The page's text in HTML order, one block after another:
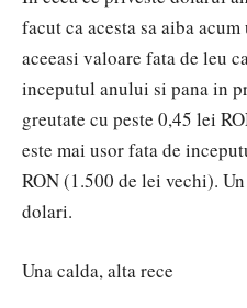
facut ca acesta sa aiba
aceeasi valoare fata de leu
inceputul anului si pana in
greutate cu peste 0,45 lei
este mai usor fata de
RON (1.500 de lei vechi).
dolari.
Una calda, alta rece